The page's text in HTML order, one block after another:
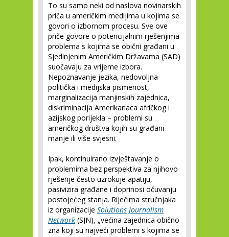
To su samo neki od naslova novinarskih
priča u američkim medijima u kojima se
govori o izbornom procesu. Sve ove
priče govore o potencijalnim rješenjima
problema s kojima se obični građani u
Sjedinjenim Američkim Državama (SAD)
suočavaju za vrijeme izbora.
Nepoznavanje jezika, nedovoljna
politička i medijska pismenost,
marginalizacija manjinskih zajednica,
diskriminacija Amerikanaca afričkog i
azijskog porijekla – problemi su
američkog društva kojih su građani
manje ili više svjesni.
Ipak, kontinuirano izvještavanje o
problemima bez perspektiva za njihovo
rješenje često uzrokuje apatiju,
pasivizira građane i doprinosi očuvanju
postojećeg stanja. Riječima stručnjaka
iz organizacije Solutions Journalism
Network (SJN), „većina zajednica obično
zna koji su najveći problemi s kojima se